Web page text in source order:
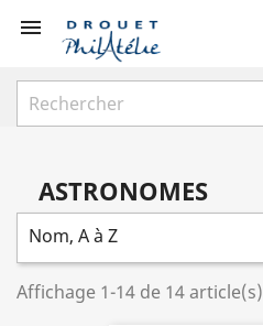

ASTRONOMES
Nom, A à Z
Affichage 1-14 de 14 article(s)